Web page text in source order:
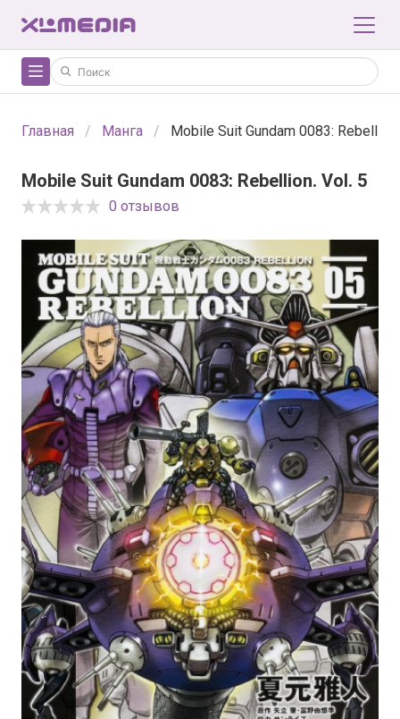
Главная Манга Mobile Suit Gundam 0083:
Mobile Suit Gundam 0083: Rebellion. Vol. 5
0 отзывов